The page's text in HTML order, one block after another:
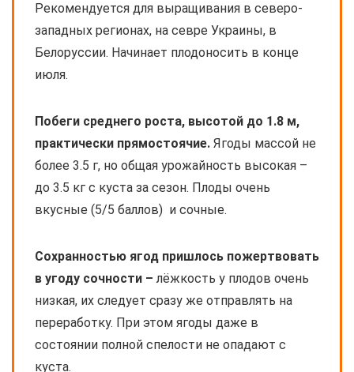
Рекомендуется для выращивания в северо-
западных регионах, на севре Украины, в
Белоруссии. Начинает плодоносить в конце
июля.
Побеги среднего роста, высотой до 1.8 м,
практически прямостоячие. Ягоды массой не
более 3.5 г, но общая урожайность высокая –
до 3.5 кг с куста за сезон. Плоды очень
вкусные (5/5 баллов) и сочные.
Сохранностью ягод пришлось пожертвовать
в угоду сочности – лёжкость у плодов очень
низкая, их следует сразу же отправлять на
переработку. При этом ягоды даже в
состоянии полной спелости не опадают с
куста.